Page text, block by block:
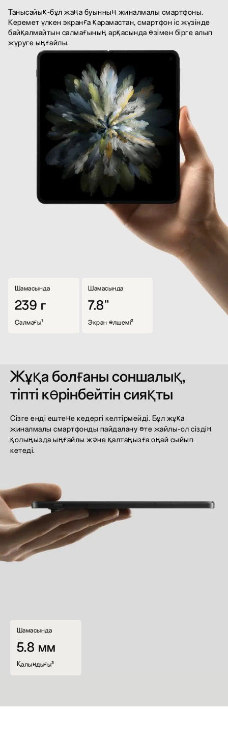
Танысайық-бұл жаңа буынның жиналмалы смартфоны.
Керемет үлкен экранға қарамастан, смартфон іс жүзінде
байқалмайтын салмағының арқасында өзімен бірге алып
жүруге ыңғайлы.
Шамасында
239 г
Салмағы¹
Шамасында
7.8"
Экран өлшемі²
Жұқа болғаны соншалық,
тіпті көрінбейтін сияқты
Сізге енді ештеңе кедергі келтірмейді. Бұл жұқа
жиналмалы смартфонды пайдалану өте жайлы-ол сіздің
қолыңызда ыңғайлы және қалтаңызға оңай сыйып
кетеді.
Шамасында
5.8 мм
Қалыңдығы³